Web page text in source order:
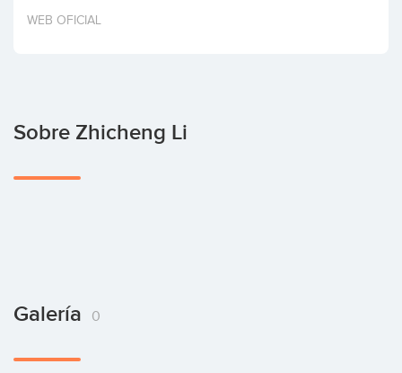
Invertir
WEB OFICIAL
Sobre Zhicheng Li
Galería 0